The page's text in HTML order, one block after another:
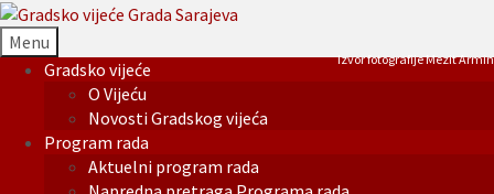
Menu
Gradsko vijeće
O Vijeću
Novosti Gradskog vijeća
Program rada
Aktuelni program rada
Izvor fotografije Mezit Armin